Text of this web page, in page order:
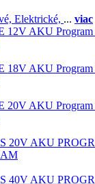
Elektrické, ... viac